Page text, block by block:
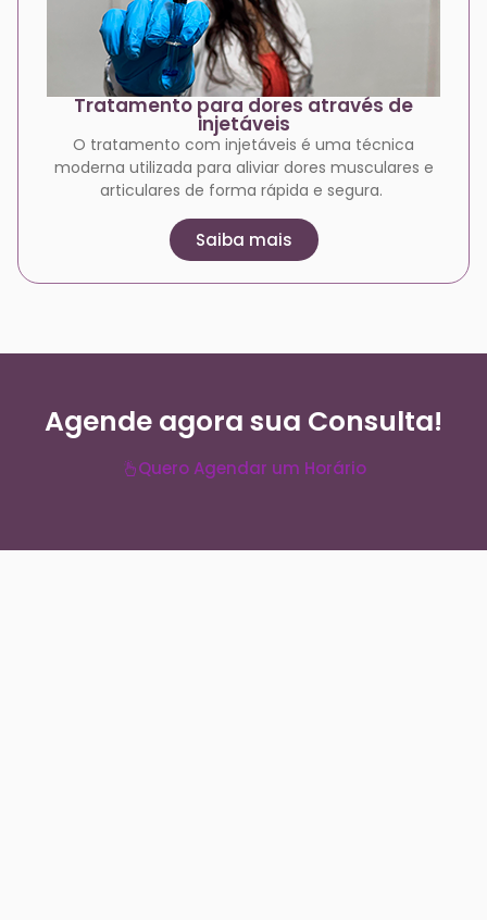
Tratamento para dores através de
injetáveis
O tratamento com injetáveis é uma técnica
moderna utilizada para aliviar dores musculares e
articulares de forma rápida e segura.
Saiba mais
Agende agora sua Consulta!
Quero Agendar um Horário